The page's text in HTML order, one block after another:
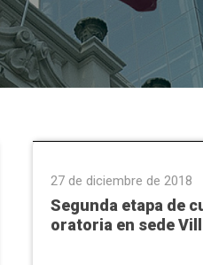
27 de diciembre de 2018
Segunda etapa de
oratoria en sede